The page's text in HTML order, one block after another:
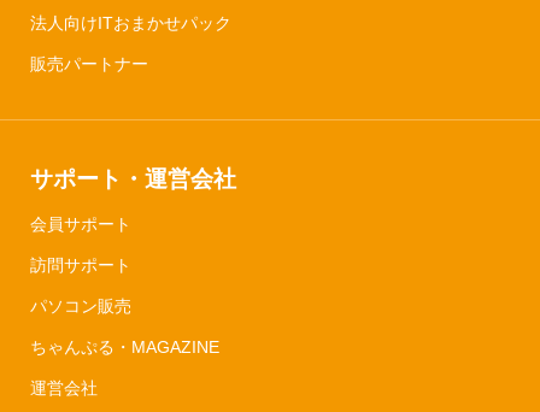
法人向けITおまかせパック
販売パートナー
サポート・運営会社
会員サポート
訪問サポート
パソコン販売
ちゃんぷる・MAGAZINE
運営会社